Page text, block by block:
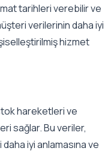
tarihleri verebilir ve
verilerinin daha iyi
hizmet
hareketleri ve
sağlar. Bu veriler,
iyi anlamasına ve